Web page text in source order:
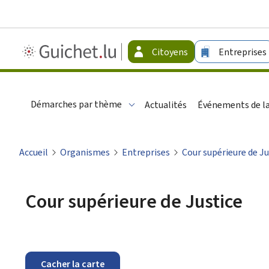
Guichet.lu
-
Citoyens Entreprises
Démarches par thème Actualités Événements de
Accueil Organismes Entreprises Cour supérieure de
Cour supérieure de Justice
Cacher la carte